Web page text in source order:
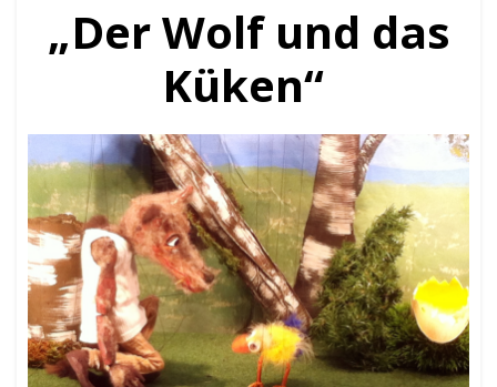
„Der Wolf und das
Küken“